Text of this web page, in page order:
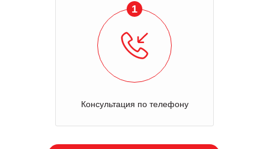
1
Консультация по телефону